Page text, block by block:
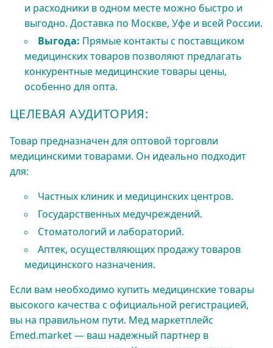
и расходники в одном месте можно быстро и
выгодно. Доставка по Москве, Уфе и всей России.
Выгода: Прямые контакты с поставщиком
медицинских товаров позволяют предлагать
конкурентные медицинские товары цены,
особенно для опта.
ЦЕЛЕВАЯ АУДИТОРИЯ:
Товар предназначен для оптовой торговли
медицинскими товарами. Он идеально подходит
для:
Частных клиник и медицинских центров.
Государственных медучреждений.
Стоматологий и лабораторий.
Аптек, осуществляющих продажу товаров
медицинского назначения.
Если вам необходимо купить медицинские товары
высокого качества с официальной регистрацией,
вы на правильном пути. Мед маркетплейс
Emed.market — ваш надежный партнер в